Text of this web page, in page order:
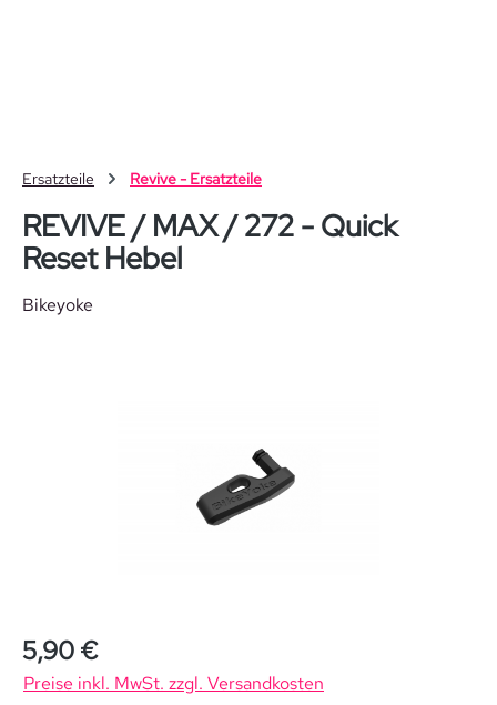
Zum Hauptinhalt springen
Ersatzteile Revive - Ersatzteile
REVIVE / MAX / 272 - Quick
Reset Hebel
Bikeyoke
Regulärer Preis:
5,90 €
Preise inkl. MwSt. zzgl. Versandkosten